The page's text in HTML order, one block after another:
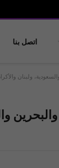
اتصل بنا
ولبنان